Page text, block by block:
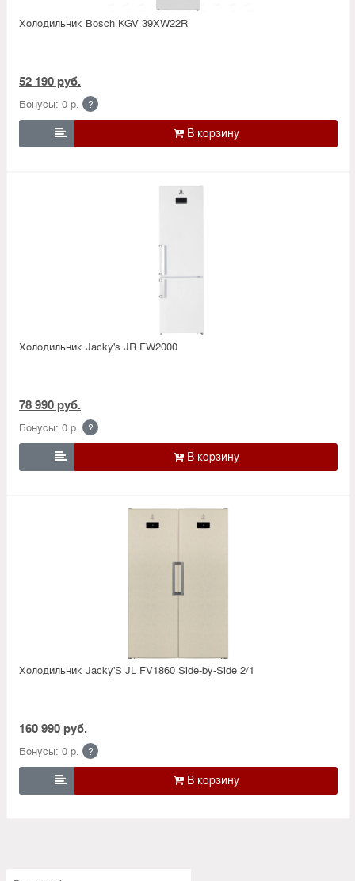
Холодильник Bosсh KGV 39XW22R
52 190 руб.
Бонусы: 0 р. ?

Холодильник Jacky's JR FW2000
78 990 руб.
Бонусы: 0 р. ?

Холодильник Jacky'S JL FV1860 Side-by-Side 2/1
160 990 руб.
Бонусы: 0 р. ?
